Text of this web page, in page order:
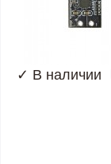
✓ В наличии